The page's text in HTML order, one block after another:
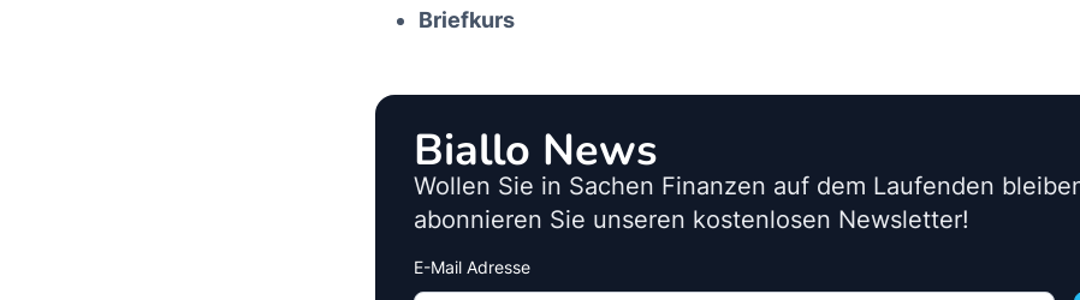
Briefkurs
Biallo News
Wollen Sie in Sachen Finanzen auf dem Laufenden
abonnieren Sie unseren kostenlosen Newsletter!
E-Mail Adresse
Interests
Amount